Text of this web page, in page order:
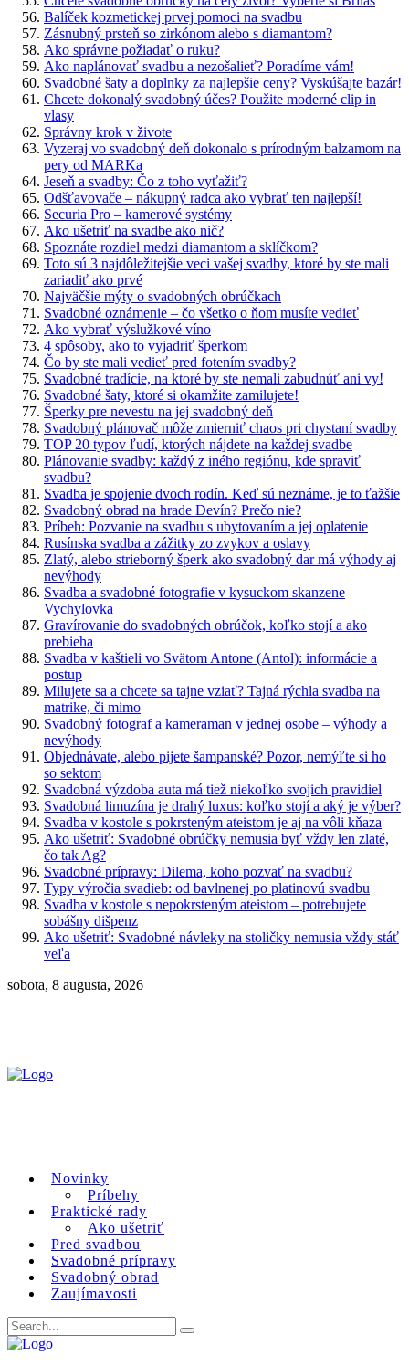
Balíček kozmetickej prvej pomoci na svadbu
Zásnubný prsteň so zirkónom alebo s diamantom?
Ako správne požiadať o ruku?
Ako naplánovať svadbu a nezošalieť? Poradíme vám!
Svadobné šaty a doplnky za najlepšie ceny? Vyskúšajte bazár!
Chcete dokonalý svadobný účes? Použite moderné clip in
vlasy
Správny krok v živote
Vyzeraj vo svadobný deň dokonalo s prírodným balzamom na
pery od MARKa
Jeseň a svadby: Čo z toho vyťažiť?
Odšťavovače – nákupný radca ako vybrať ten najlepší!
Securia Pro – kamerové systémy
Ako ušetriť na svadbe ako nič?
Spoznáte rozdiel medzi diamantom a sklíčkom?
Toto sú 3 najdôležitejšie veci vašej svadby, ktoré by ste mali
zariadiť ako prvé
Najväčšie mýty o svadobných obrúčkach
Svadobné oznámenie – čo všetko o ňom musíte vedieť
Ako vybrať výslužkové víno
4 spôsoby, ako to vyjadriť šperkom
Čo by ste mali vedieť pred fotením svadby?
Svadobné tradície, na ktoré by ste nemali zabudnúť ani vy!
Svadobné šaty, ktoré si okamžite zamilujete!
Šperky pre nevestu na jej svadobný deň
Svadobný plánovač môže zmierniť chaos pri chystaní svadby
TOP 20 typov ľudí, ktorých nájdete na každej svadbe
Plánovanie svadby: každý z iného regiónu, kde spraviť
svadbu?
Svadba je spojenie dvoch rodín. Keď sú neznáme, je to ťažšie
Svadobný obrad na hrade Devín? Prečo nie?
Príbeh: Pozvanie na svadbu s ubytovaním a jej oplatenie
Rusínska svadba a zážitky zo zvykov a oslavy
Zlatý, alebo strieborný šperk ako svadobný dar má výhody aj
nevýhody
Svadba a svadobné fotografie v kysuckom skanzene
Vychylovka
Gravírovanie do svadobných obrúčok, koľko stojí a ako
prebieha
Svadba v kaštieli vo Svätom Antone (Antol): informácie a
postup
Milujete sa a chcete sa tajne vziať? Tajná rýchla svadba na
matrike, či mimo
Svadobný fotograf a kameraman v jednej osobe – výhody a
nevýhody
Objednávate, alebo pijete šampanské? Pozor, nemýľte si ho
so sektom
Svadobná výzdoba auta má tiež niekoľko svojich pravidiel
Svadobná limuzína je drahý luxus: koľko stojí a aký je výber?
Svadba v kostole s pokrsteným ateistom je aj na vôli kňaza
Ako ušetriť: Svadobné obrúčky nemusia byť vždy len zlaté,
čo tak Ag?
Svadobné prípravy: Dilema, koho pozvať na svadbu?
Typy výročia svadieb: od bavlnenej po platinovú svadbu
Svadba v kostole s nepokrsteným ateistom – potrebujete
sobášny dišpenz
Ako ušetriť: Svadobné návleky na stoličky nemusia vždy stáť
veľa
sobota, 8 augusta, 2026
Novinky
Príbehy
Praktické rady
Ako ušetriť
Pred svadbou
Svadobné prípravy
Svadobný obrad
Zaujímavosti